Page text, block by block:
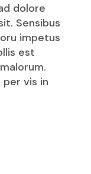
dolore
Sensibus
impetus
est
vis in